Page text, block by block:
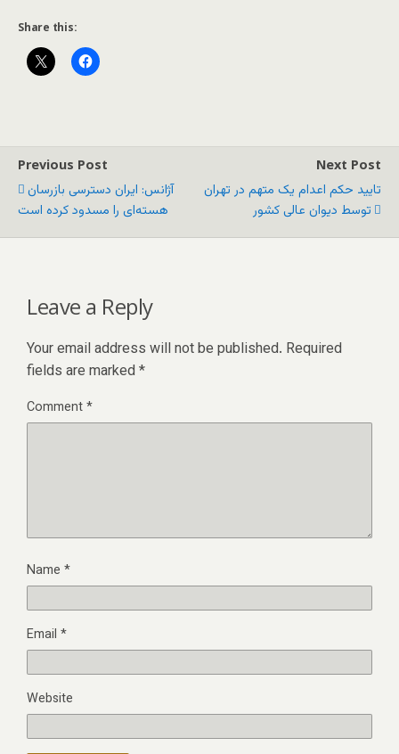
Share this:
Previous Post
آژانس: ایران دسترسی بازرسان
هسته‌ای را مسدود کرده است
Next Post
تایید حکم اعدام یک متهم در تهران
توسط دیوان عالی کشور
Leave a Reply
Your email address will not be published. Required
fields are marked *
Comment*
Name *
Email *
Website